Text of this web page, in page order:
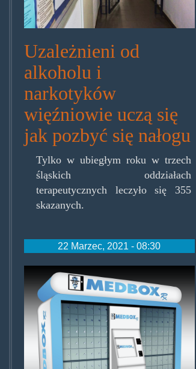
Uzależnieni od
alkoholu i
narkotyków
więźniowie uczą się
jak pozbyć się nałogu
Tylko w ubiegłym roku w trzech
śląskich oddziałach
terapeutycznych leczyło się 355
skazanych.
22 Marzec, 2021 - 08:30
medbox.jpg